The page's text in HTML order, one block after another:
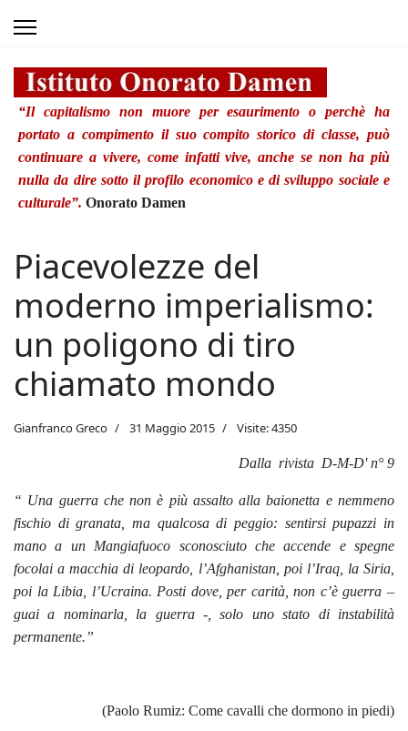
“Il capitalismo non muore per esaurimento o perchè ha
portato a compimento il suo compito storico di classe, può
continuare a vivere, come infatti vive, anche se non ha più
nulla da dire sotto il profilo economico e di sviluppo sociale e
culturale”. Onorato Damen
Piacevolezze del
moderno imperialismo:
un poligono di tiro
chiamato mondo
Gianfranco Greco 31 Maggio 2015 Visite: 4350
Dalla rivista D-M-D' n° 9
“ Una guerra che non è più assalto alla baionetta e nemmeno
fischio di granata, ma qualcosa di peggio: sentirsi pupazzi in
mano a un Mangiafuoco sconosciuto che accende e spegne
focolai a macchia di leopardo, l’Afghanistan, poi l’Iraq, la Siria,
poi la Libia, l’Ucraina. Posti dove, per carità, non c’è guerra –
guai a nominarla, la guerra -, solo uno stato di instabilità
permanente.”
(Paolo Rumiz: Come cavalli che dormono in piedi)